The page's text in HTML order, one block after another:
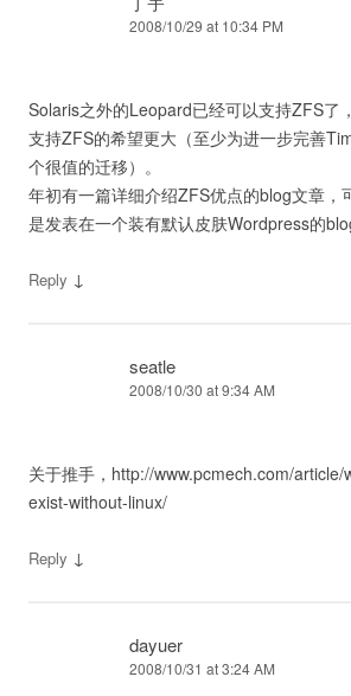
2008/10/29 at 10:34 PM
Solaris之外的Leopard已经可以支持ZFS了
支持ZFS的希望更大（至少为进一步完善
个很值的迁移）。
年初有一篇详细介绍ZFS优点的blog文章，
是发表在一个装有默认皮肤Wordpress的
Reply ↓
seatle
2008/10/30 at 9:34 AM
关于推手，http://www.pcmech.com/
exist-without-linux/
Reply ↓
dayuer
2008/10/31 at 3:24 AM